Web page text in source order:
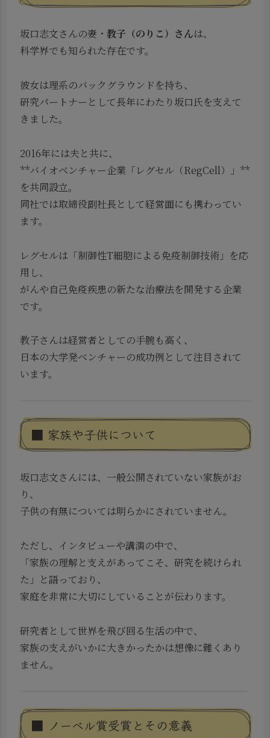
坂口志文さんの妻・ 教子（のりこ）さんは、
科学界でも知られた存在です。
彼女は理系のバックグラウンドを持ち、
研究パートナーとして長年にわたり坂口氏を支えて
きました。
2016年には夫と共に、
**バイオベンチャー企業「レグセル（RegCell）」**
を共同設立。
同社では取締役副社長として経営面にも携わってい
ます。
レグセルは「制御性T細胞による免疫制御技術」を応
用し、
がんや自己免疫疾患の新たな治療法を開発する企業
です。
教子さんは経営者としての手腕も高く、
日本の大学発ベンチャーの成功例として注目されて
います。
■ 家族や子供について
坂口志文さんには、一般公開されていない家族がお
り、
子供の有無については明らかにされていません。
ただし、インタビューや講演の中で、
「家族の理解と支えがあってこそ、研究を続けられ
た」と語っており、
家庭を非常に大切にしていることが伝わります。
研究者として世界を飛び回る生活の中で、
家族の支えがいかに大きかったかは想像に難くあり
ません。
■ ノーベル賞受賞とその意義